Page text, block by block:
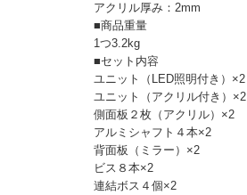
アクリル厚み：2mm
■商品重量
1つ3.2kg
■セット内容
ユニット（LED照明付き）×2
ユニット（アクリル付き）×2
側面板２枚（アクリル）×2
アルミシャフト４本×2
背面板（ミラー）×2
ビス８本×2
連結ボス４個×2